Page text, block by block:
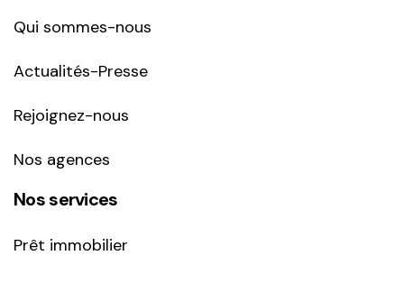
Qui sommes-nous
Actualités-Presse
Rejoignez-nous
Nos agences
Nos services
Prêt immobilier